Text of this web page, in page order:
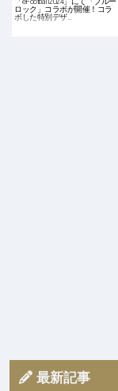
ロック」コラボが開催！コラ
ボした特別デザ…
最新記事